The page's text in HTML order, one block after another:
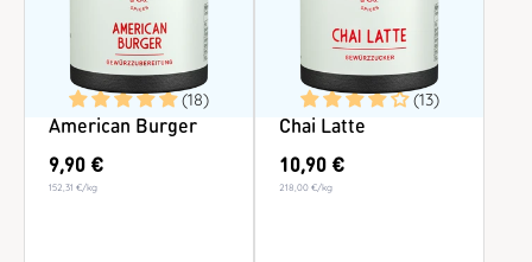
(18)
American Burger
9,90 €
152,31 €/kg
(13)
Chai Latte
10,90 €
218,00 €/kg